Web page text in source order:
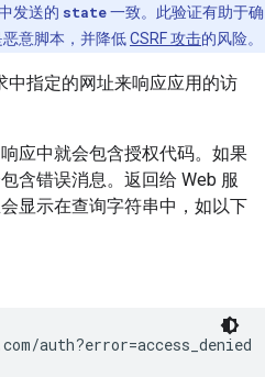
发送的 state一致。此验证有助于确
意脚本，并降低CSRF 攻击的风险。
中指定的网址来响应应用的访
应中就会包含授权代码。如果
含错误消息。返回给 Web 服
显示在查询字符串中，如以下
auth?error=access_denied